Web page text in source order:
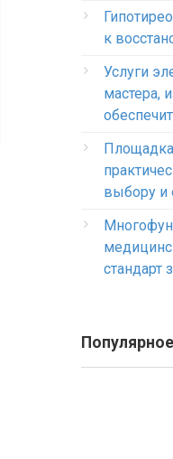
к
Услуги
мастера,
выбору и
стандарт
Популярное